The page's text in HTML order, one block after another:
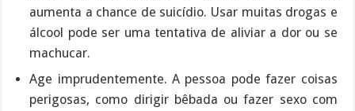
aumenta a chance de suicídio. Usar muitas drogas e
álcool pode ser uma tentativa de aliviar a dor ou se
machucar.
Age imprudentemente. A pessoa pode fazer coisas
perigosas, como dirigir bêbada ou fazer sexo com